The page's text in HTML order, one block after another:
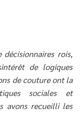
décisionnaires rois,
de logiques
de couture ont la
sociales et
avons recueilli les